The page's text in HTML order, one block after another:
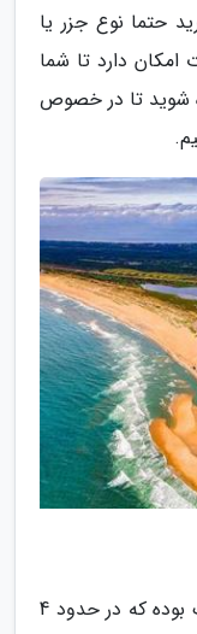
حتما نوع جزر یا
امکان دارد تا شما
شوید تا در خصوص
انوشیما یکی از جزایر جزر و مدی کوچک بوده که در حدود 4